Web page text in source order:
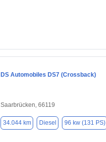
DS Automobiles DS7 (Crossback)
Saarbrücken, 66119
34.044 km Diesel 96 kw (131 PS)